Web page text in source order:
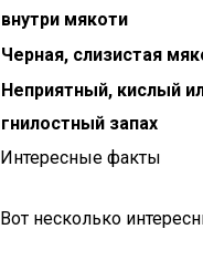
внутри мякоти
Черная, слизистая
Неприятный, кислый
гнилостный запах
Интересные факты
Вот несколько